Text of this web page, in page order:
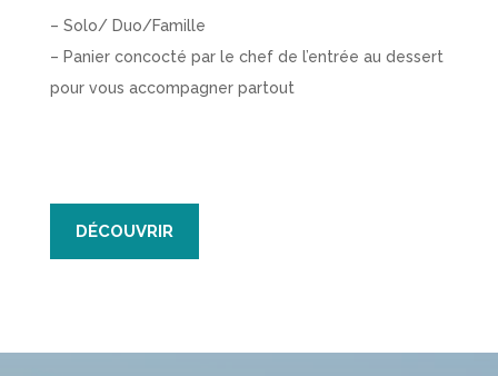
– Solo/ Duo/Famille
– Panier concocté par le chef de l’entrée au dessert
pour vous accompagner partout
DÉCOUVRIR